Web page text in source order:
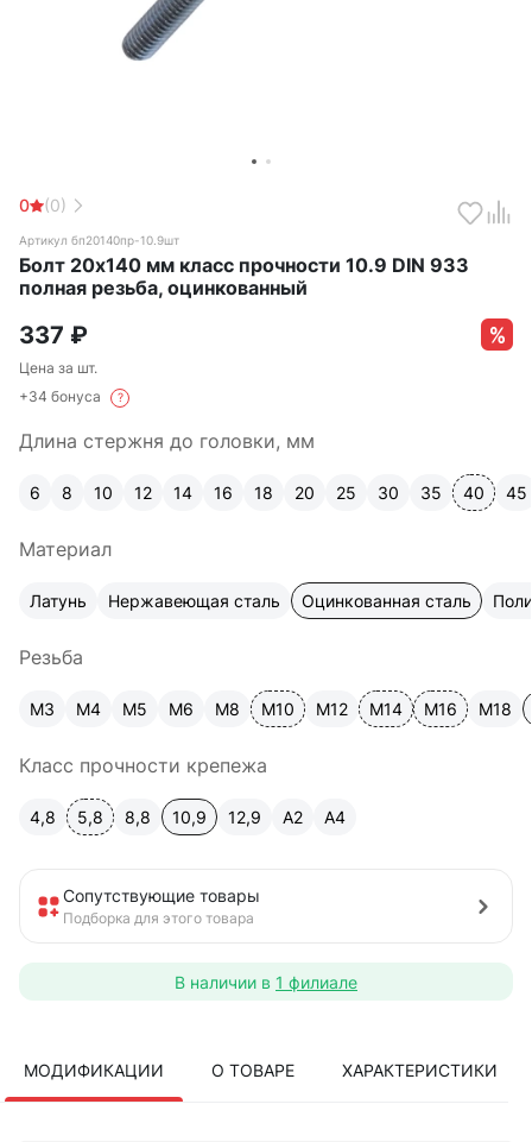
0 (0)
Артикул бп20140пр-10.9шт
Болт 20х140 мм класс прочности 10.9 DIN 933
полная резьба, оцинкованный
337 ₽
Цена за шт.
+34 бонуса
?
Длина стержня до головки, мм
6 8 10 12 14 16 18 20 25 30 35 40 45
Материал
Латунь Нержавеющая сталь Оцинкованная сталь
Резьба
М3 М4 М5 М6 М8 М10 М12 М14 М16 М18
Класс прочности крепежа
4,8 5,8 8,8 10,9 12,9 A2 А4
Сопутствующие товары
Подборка для этого товара
В наличии в 1 филиале
МОДИФИКАЦИИ О ТОВАРЕ ХАРАКТЕРИСТИКИ